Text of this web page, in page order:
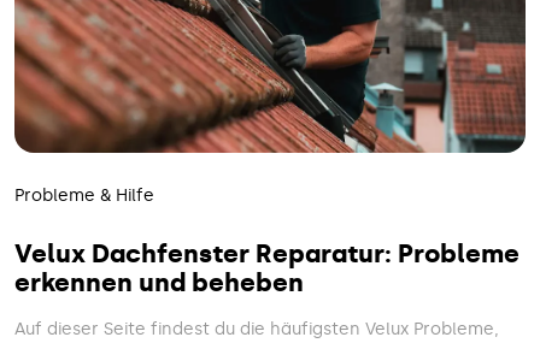
Probleme & Hilfe
Velux Dachfenster Reparatur: Probleme
erkennen und beheben
Auf dieser Seite findest du die häufigsten Velux Probleme,